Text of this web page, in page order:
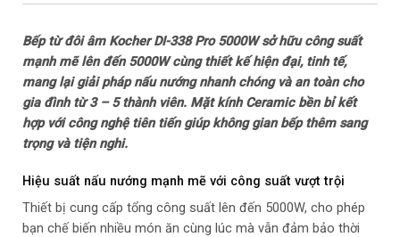
Thương hiệu của: Việt Nam
Sản xuất tại: Hàn Quốc
Năm ra mắt: 2024
Chế độ nấu và tiện ích
Chế độ nấu tự động: 3 chế độ nấu cài đặt sẵn
Loại nồi nấu: Chỉ sử dụng loại nồi có đế nhiễm từ
Bếp từ đôi âm Kocher DI-338 Pro 5000W sở hữu công suất
mạnh mẽ lên đến 5000W cùng thiết kế hiện đại, tinh tế,
mang lại giải pháp nấu nướng nhanh chóng và an toàn cho
gia đình từ 3 – 5 thành viên. Mặt kính Ceramic bền bỉ kết
hợp với công nghệ tiên tiến giúp không gian bếp thêm sang
trọng và tiện nghi.
Hiệu suất nấu nướng mạnh mẽ với công suất vượt trội
Thiết bị cung cấp tổng công suất lên đến 5000W, cho phép
bạn chế biến nhiều món ăn cùng lúc mà vẫn đảm bảo thời